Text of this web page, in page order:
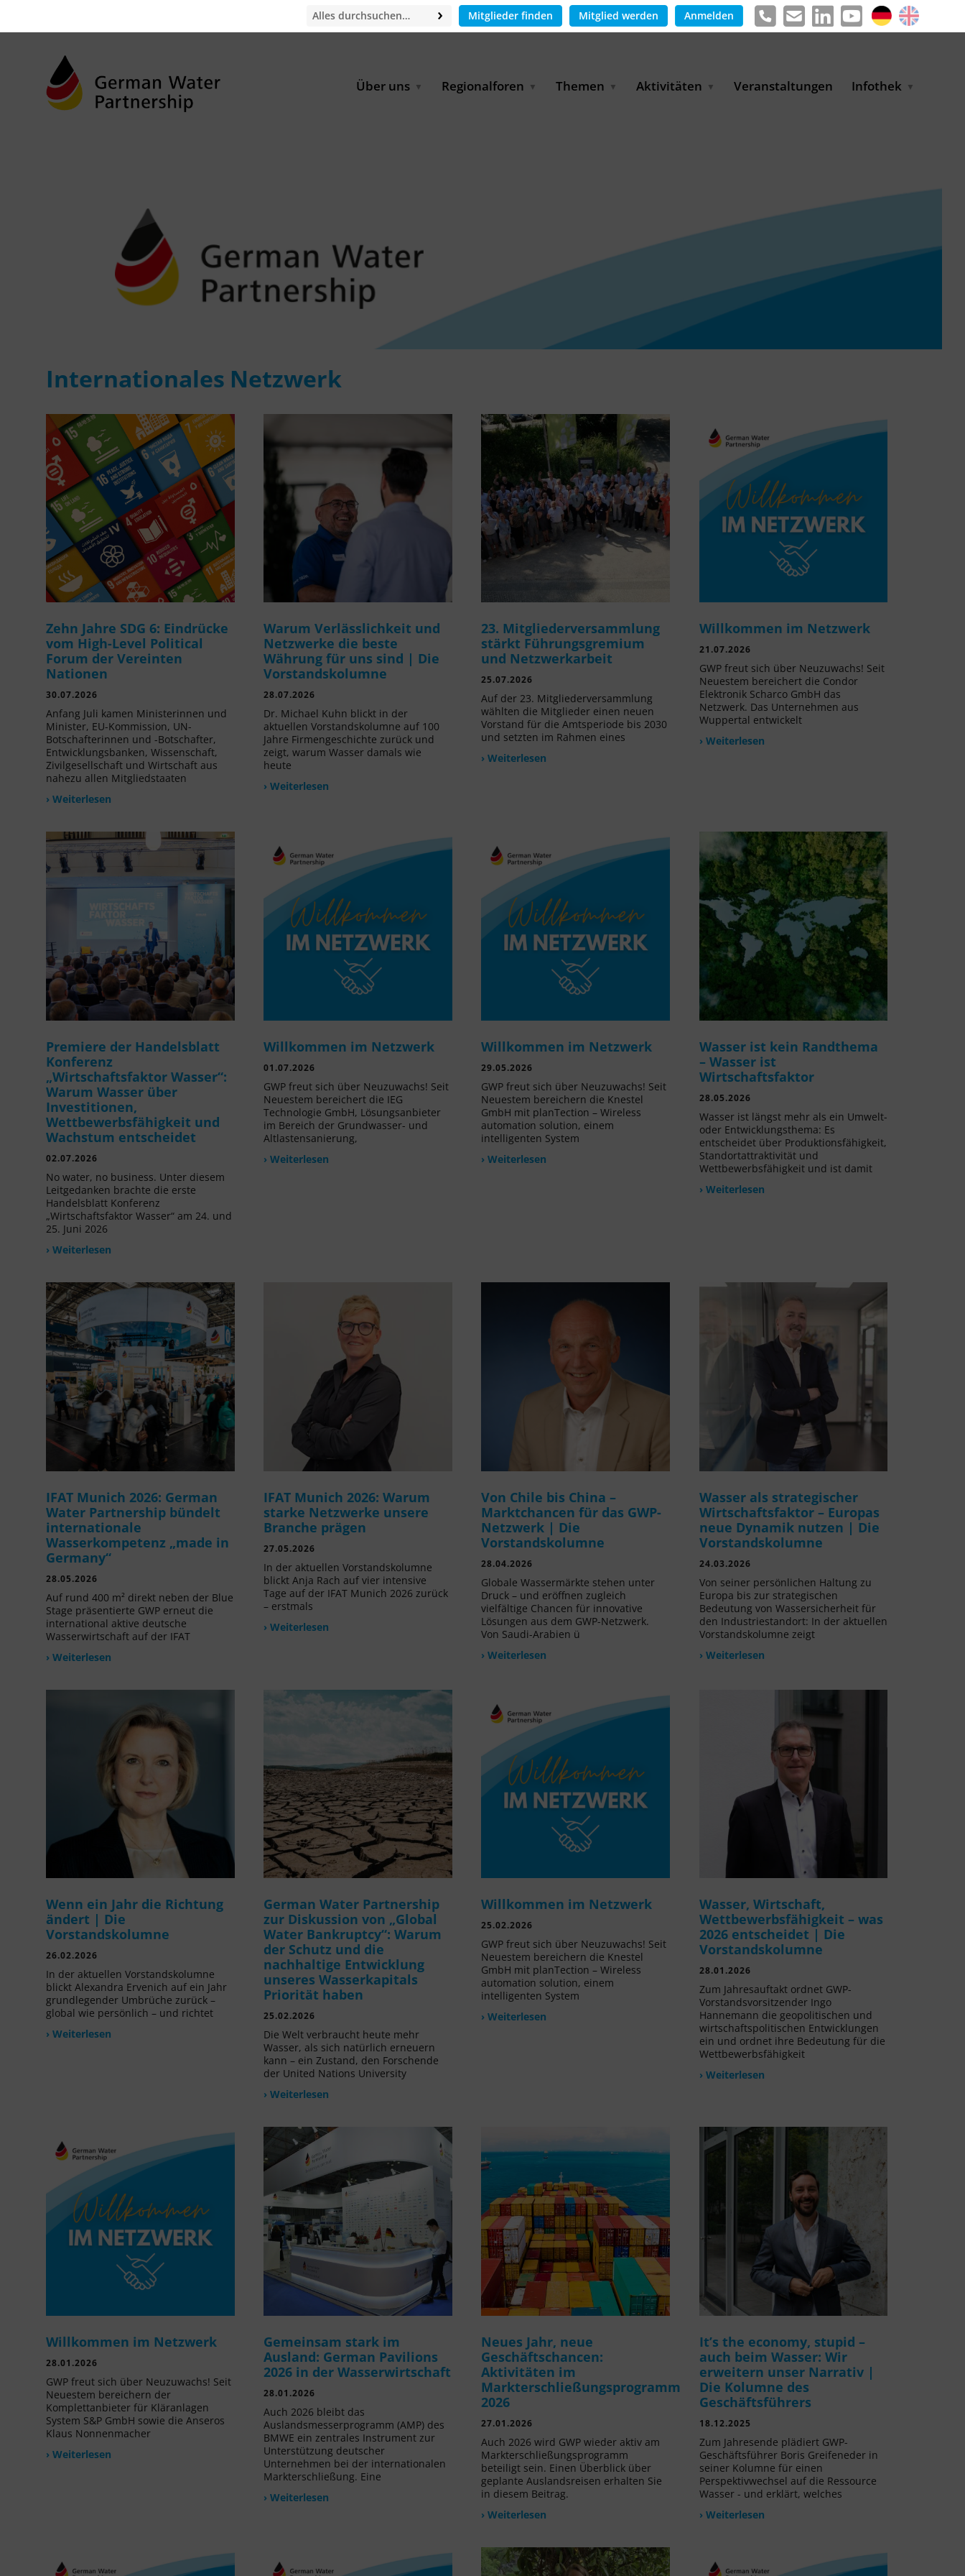
Mitglieder finden Mitglied werden Anmelden
Über uns
Kontakt
Regionalforen Themen
Wasserstoff
Aktivitäten
Partnerschaftsprojekte
GWP-Days
BMUKN-Exportinitiative
Umweltschutz
Veranstaltungen Infothek
Internationales Netzwerk
Zehn Jahre SDG 6: Eindrücke
vom High-Level Political
Forum der Vereinten
Nationen
30.07.2026
Anfang Juli kamen Ministerinnen und
Minister, EU-Kommission, UN-
Botschafterinnen und -Botschafter,
Entwicklungsbanken, Wissenschaft,
Zivilgesellschaft und Wirtschaft aus
nahezu allen Mitgliedstaaten
› Weiterlesen
Warum Verlässlichkeit und
Netzwerke die beste
Währung für uns sind | Die
Vorstandskolumne
28.07.2026
Dr. Michael Kuhn blickt in der
aktuellen Vorstandskolumne auf 100
Jahre Firmengeschichte zurück und
zeigt, warum Wasser damals wie
heute
› Weiterlesen
23. Mitgliederversammlung
stärkt Führungsgremium
und Netzwerkarbeit
25.07.2026
Auf der 23. Mitgliederversammlung
wählten die Mitglieder einen neuen
Vorstand für die Amtsperiode bis 2030
und setzten im Rahmen eines
› Weiterlesen
Willkommen im Netzwerk
21.07.2026
GWP freut sich über Neuzuwachs! Seit
Neuestem bereichert die Condor
Elektronik Scharco GmbH das
Netzwerk. Das Unternehmen aus
Wuppertal entwickelt
› Weiterlesen
Premiere der Handelsblatt
Konferenz
„Wirtschaftsfaktor Wasser“:
Warum Wasser über
Investitionen,
Wettbewerbsfähigkeit und
Wachstum entscheidet
02.07.2026
No water, no business. Unter diesem
Leitgedanken brachte die erste
Handelsblatt Konferenz
„Wirtschaftsfaktor Wasser“ am 24. und
25. Juni 2026
› Weiterlesen
Willkommen im Netzwerk
01.07.2026
GWP freut sich über Neuzuwachs! Seit
Neuestem bereichert die IEG
Technologie GmbH, Lösungsanbieter
im Bereich der Grundwasser- und
Altlastensanierung,
› Weiterlesen
Willkommen im Netzwerk
29.05.2026
GWP freut sich über Neuzuwachs! Seit
Neuestem bereichern die Knestel
GmbH mit planTection – Wireless
automation solution, einem
intelligenten System
› Weiterlesen
Wasser ist kein Randthema
– Wasser ist
Wirtschaftsfaktor
28.05.2026
Wasser ist längst mehr als ein Umwelt-
oder Entwicklungsthema: Es
entscheidet über Produktionsfähigkeit,
Standortattraktivität und
Wettbewerbsfähigkeit und ist damit
› Weiterlesen
IFAT Munich 2026: German
Water Partnership bündelt
internationale
Wasserkompetenz „made in
Germany“
28.05.2026
Auf rund 400 m² direkt neben der Blue
Stage präsentierte GWP erneut die
international aktive deutsche
Wasserwirtschaft auf der IFAT
› Weiterlesen
IFAT Munich 2026: Warum
starke Netzwerke unsere
Branche prägen
27.05.2026
In der aktuellen Vorstandskolumne
blickt Anja Rach auf vier intensive
Tage auf der IFAT Munich 2026 zurück
– erstmals
› Weiterlesen
Von Chile bis China –
Marktchancen für das GWP-
Netzwerk | Die
Vorstandskolumne
28.04.2026
Globale Wassermärkte stehen unter
Druck – und eröffnen zugleich
vielfältige Chancen für innovative
Lösungen aus dem GWP-Netzwerk.
Von Saudi-Arabien ü
› Weiterlesen
Wasser als strategischer
Wirtschaftsfaktor – Europas
neue Dynamik nutzen | Die
Vorstandskolumne
24.03.2026
Von seiner persönlichen Haltung zu
Europa bis zur strategischen
Bedeutung von Wassersicherheit für
den Industriestandort: In der aktuellen
Vorstandskolumne zeigt
› Weiterlesen
Wenn ein Jahr die Richtung
ändert | Die
Vorstandskolumne
26.02.2026
In der aktuellen Vorstandskolumne
blickt Alexandra Ervenich auf ein Jahr
grundlegender Umbrüche zurück –
global wie persönlich – und richtet
› Weiterlesen
German Water Partnership
zur Diskussion von „Global
Water Bankruptcy“: Warum
der Schutz und die
nachhaltige Entwicklung
unseres Wasserkapitals
Priorität haben
25.02.2026
Die Welt verbraucht heute mehr
Wasser, als sich natürlich erneuern
kann – ein Zustand, den Forschende
der United Nations University
› Weiterlesen
Willkommen im Netzwerk
25.02.2026
GWP freut sich über Neuzuwachs! Seit
Neuestem bereichern die Knestel
GmbH mit planTection – Wireless
automation solution, einem
intelligenten System
› Weiterlesen
Wasser, Wirtschaft,
Wettbewerbsfähigkeit – was
2026 entscheidet | Die
Vorstandskolumne
28.01.2026
Zum Jahresauftakt ordnet GWP-
Vorstandsvorsitzender Ingo
Hannemann die geopolitischen und
wirtschaftspolitischen Entwicklungen
ein und ordnet ihre Bedeutung für die
Wettbewerbsfähigkeit
› Weiterlesen
Willkommen im Netzwerk
28.01.2026
GWP freut sich über Neuzuwachs! Seit
Neuestem bereichern der
Komplettanbieter für Kläranlagen
System S&P GmbH sowie die Anseros
Klaus Nonnenmacher
› Weiterlesen
Gemeinsam stark im
Ausland: German Pavilions
2026 in der Wasserwirtschaft
28.01.2026
Auch 2026 bleibt das
Auslandsmesserprogramm (AMP) des
BMWE ein zentrales Instrument zur
Unterstützung deutscher
Unternehmen bei der internationalen
Markterschließung. Eine
› Weiterlesen
Neues Jahr, neue
Geschäftschancen:
Aktivitäten im
Markterschließungsprogramm
2026
27.01.2026
Auch 2026 wird GWP wieder aktiv am
Markterschließungsprogramm
beteiligt sein. Einen Überblick über
geplante Auslandsreisen erhalten Sie
in diesem Beitrag.
› Weiterlesen
It’s the economy, stupid –
auch beim Wasser: Wir
erweitern unser Narrativ |
Die Kolumne des
Geschäftsführers
18.12.2025
Zum Jahresende plädiert GWP-
Geschäftsführer Boris Greifeneder in
seiner Kolumne für einen
Perspektivwechsel auf die Ressource
Wasser - und erklärt, welches
› Weiterlesen